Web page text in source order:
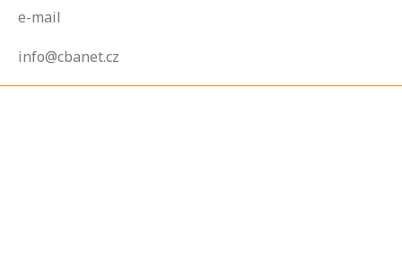
e-mail
info@cbanet.cz